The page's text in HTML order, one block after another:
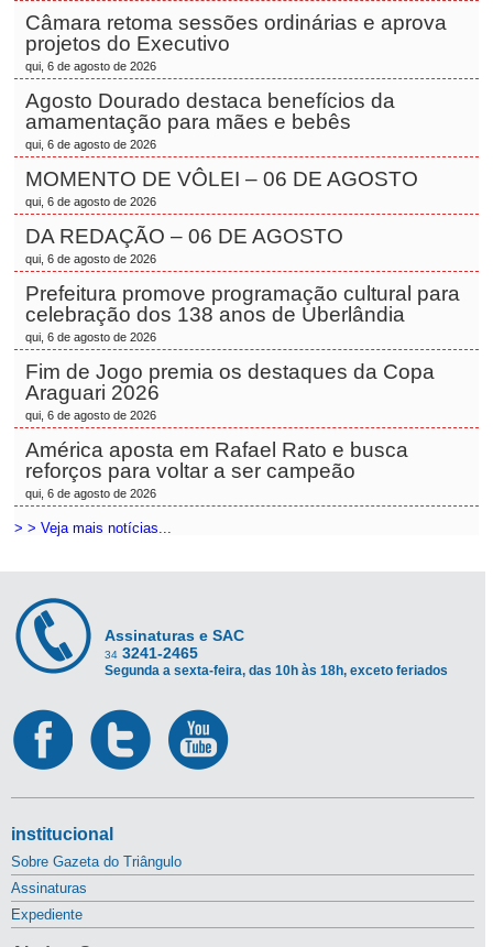
Câmara retoma sessões ordinárias e aprova
projetos do Executivo
qui, 6 de agosto de 2026
Agosto Dourado destaca benefícios da
amamentação para mães e bebês
qui, 6 de agosto de 2026
MOMENTO DE VÔLEI – 06 DE AGOSTO
qui, 6 de agosto de 2026
DA REDAÇÃO – 06 DE AGOSTO
qui, 6 de agosto de 2026
Prefeitura promove programação cultural para
celebração dos 138 anos de Uberlândia
qui, 6 de agosto de 2026
Fim de Jogo premia os destaques da Copa
Araguari 2026
qui, 6 de agosto de 2026
América aposta em Rafael Rato e busca
reforços para voltar a ser campeão
qui, 6 de agosto de 2026
> > Veja mais notícias...
Assinaturas e SAC
34 3241-2465
Segunda a sexta-feira, das 10h às 18h, exceto feriados
institucional
Sobre Gazeta do Triângulo
Assinaturas
Expediente